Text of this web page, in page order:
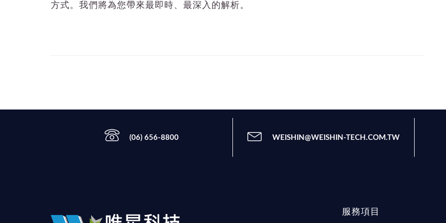
方式。我們將為您帶來最即時、最深入的解析。
(06) 656-8800 WEISHIN@WEISHIN-TECH.COM.TW
服務項目